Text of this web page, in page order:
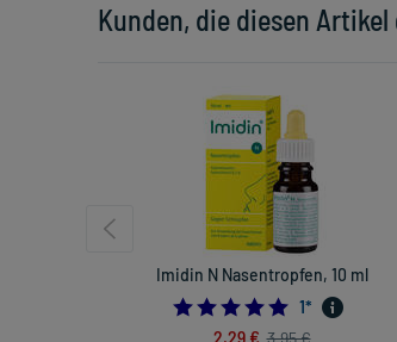
Kunden, die diesen
Imidin N Nasentropfen, 10 ml
5.0
1*
2,29 €